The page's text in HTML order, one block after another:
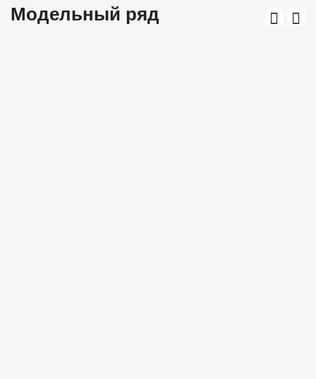
Модельный ряд